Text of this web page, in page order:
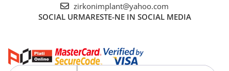
zirkonimplant@yahoo.com
SOCIAL URMARESTE-NE IN SOCIAL MEDIA